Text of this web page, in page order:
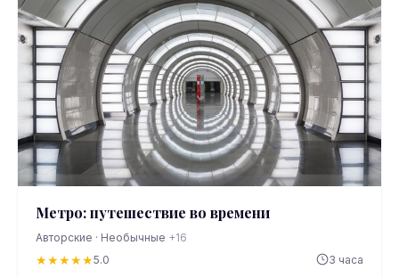
Метро: путешествие во времени
Авторские · Необычные +16
★★★★★5.0 3 часа